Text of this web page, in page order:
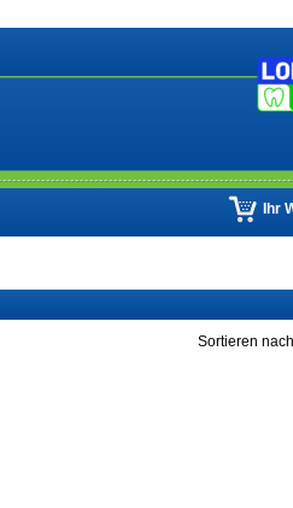
Ihr
Sortieren nach